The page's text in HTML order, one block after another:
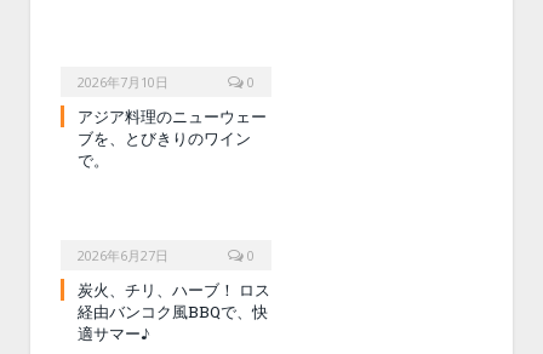
2026年7月10日 0
アジア料理のニューウェー
ブを、とびきりのワイン
で。
2026年6月27日 0
炭火、チリ、ハーブ！ ロス
経由バンコク風BBQで、快
適サマー♪